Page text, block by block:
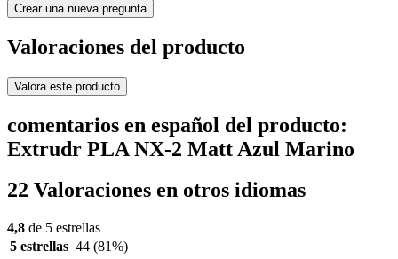
Crear una nueva pregunta
Valoraciones del producto
Valora este producto
comentarios en español del producto:
Extrudr PLA NX-2 Matt Azul Marino
22 Valoraciones en otros idiomas
4,8 de 5 estrellas
5 estrellas 44 (81%)